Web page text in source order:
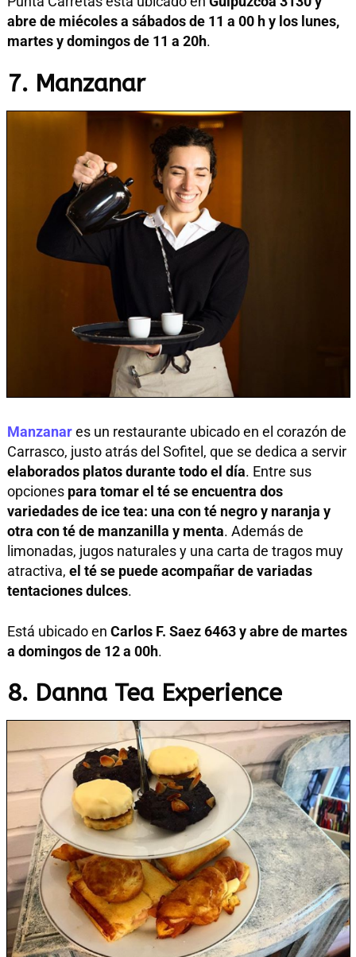
abre de miécoles a sábados de 11 a 00 h y los lunes,
martes y domingos de 11 a 20h.
7. Manzanar
Manzanares un restaurante ubicado en el corazón de
Carrasco, justo atrás del Sofitel, que se dedica a servir
elaborados platos durante todo el día. Entre sus
opciones para tomar el té se encuentra dos
variedades de ice tea: una con té negro y naranja y
otra con té de manzanilla y menta. Además de
limonadas, jugos naturales y una carta de tragos muy
atractiva, el té se puede acompañar de variadas
tentaciones dulces.
Está ubicado en Carlos F. Saez 6463 y abre de martes
a domingos de 12 a 00h.
8. Danna Tea Experience